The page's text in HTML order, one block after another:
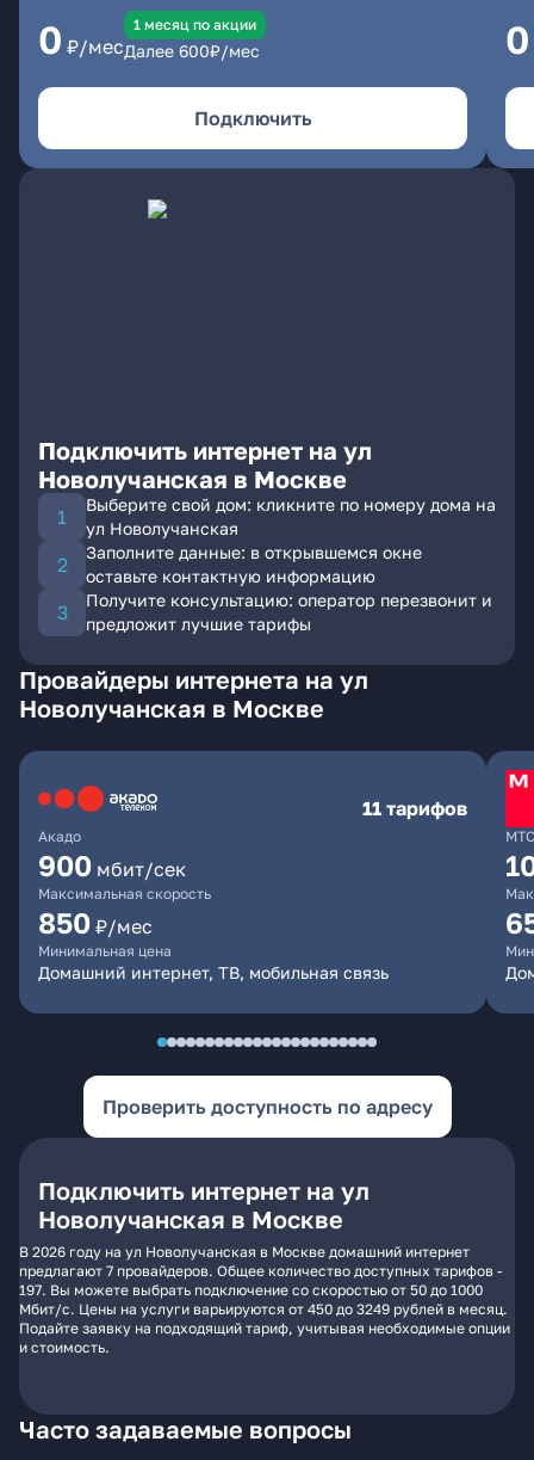
0 ₽/мес
1 месяц по акции
Далее 600₽/мес
Подключить
0
Подключить интернет на ул
Новолучанская в Москве
Выберите свой дом: кликните по номеру дома на
ул Новолучанская
Заполните данные: в открывшемся окне
оставьте контактную информацию
Получите консультацию: оператор перезвонит и
предложит лучшие тарифы
Провайдеры интернета на ул
Новолучанская в Москве
Акадо
11 тарифов
900 мбит/сек
Максимальная скорость
850 ₽/мес
Минимальная цена
Домашний интернет, ТВ, мобильная связь
МТС
Проверить доступность по адресу
Подключить интернет на ул
Новолучанская в Москве
В 2026 году на ул Новолучанская в Москве домашний интернет
предлагают 7 провайдеров. Общее количество доступных тарифов -
197. Вы можете выбрать подключение со скоростью от 50 до 1000
Мбит/с. Цены на услуги варьируются от 450 до 3249 рублей в месяц.
Подайте заявку на подходящий тариф, учитывая необходимые опции
и стоимость.
Часто задаваемые вопросы